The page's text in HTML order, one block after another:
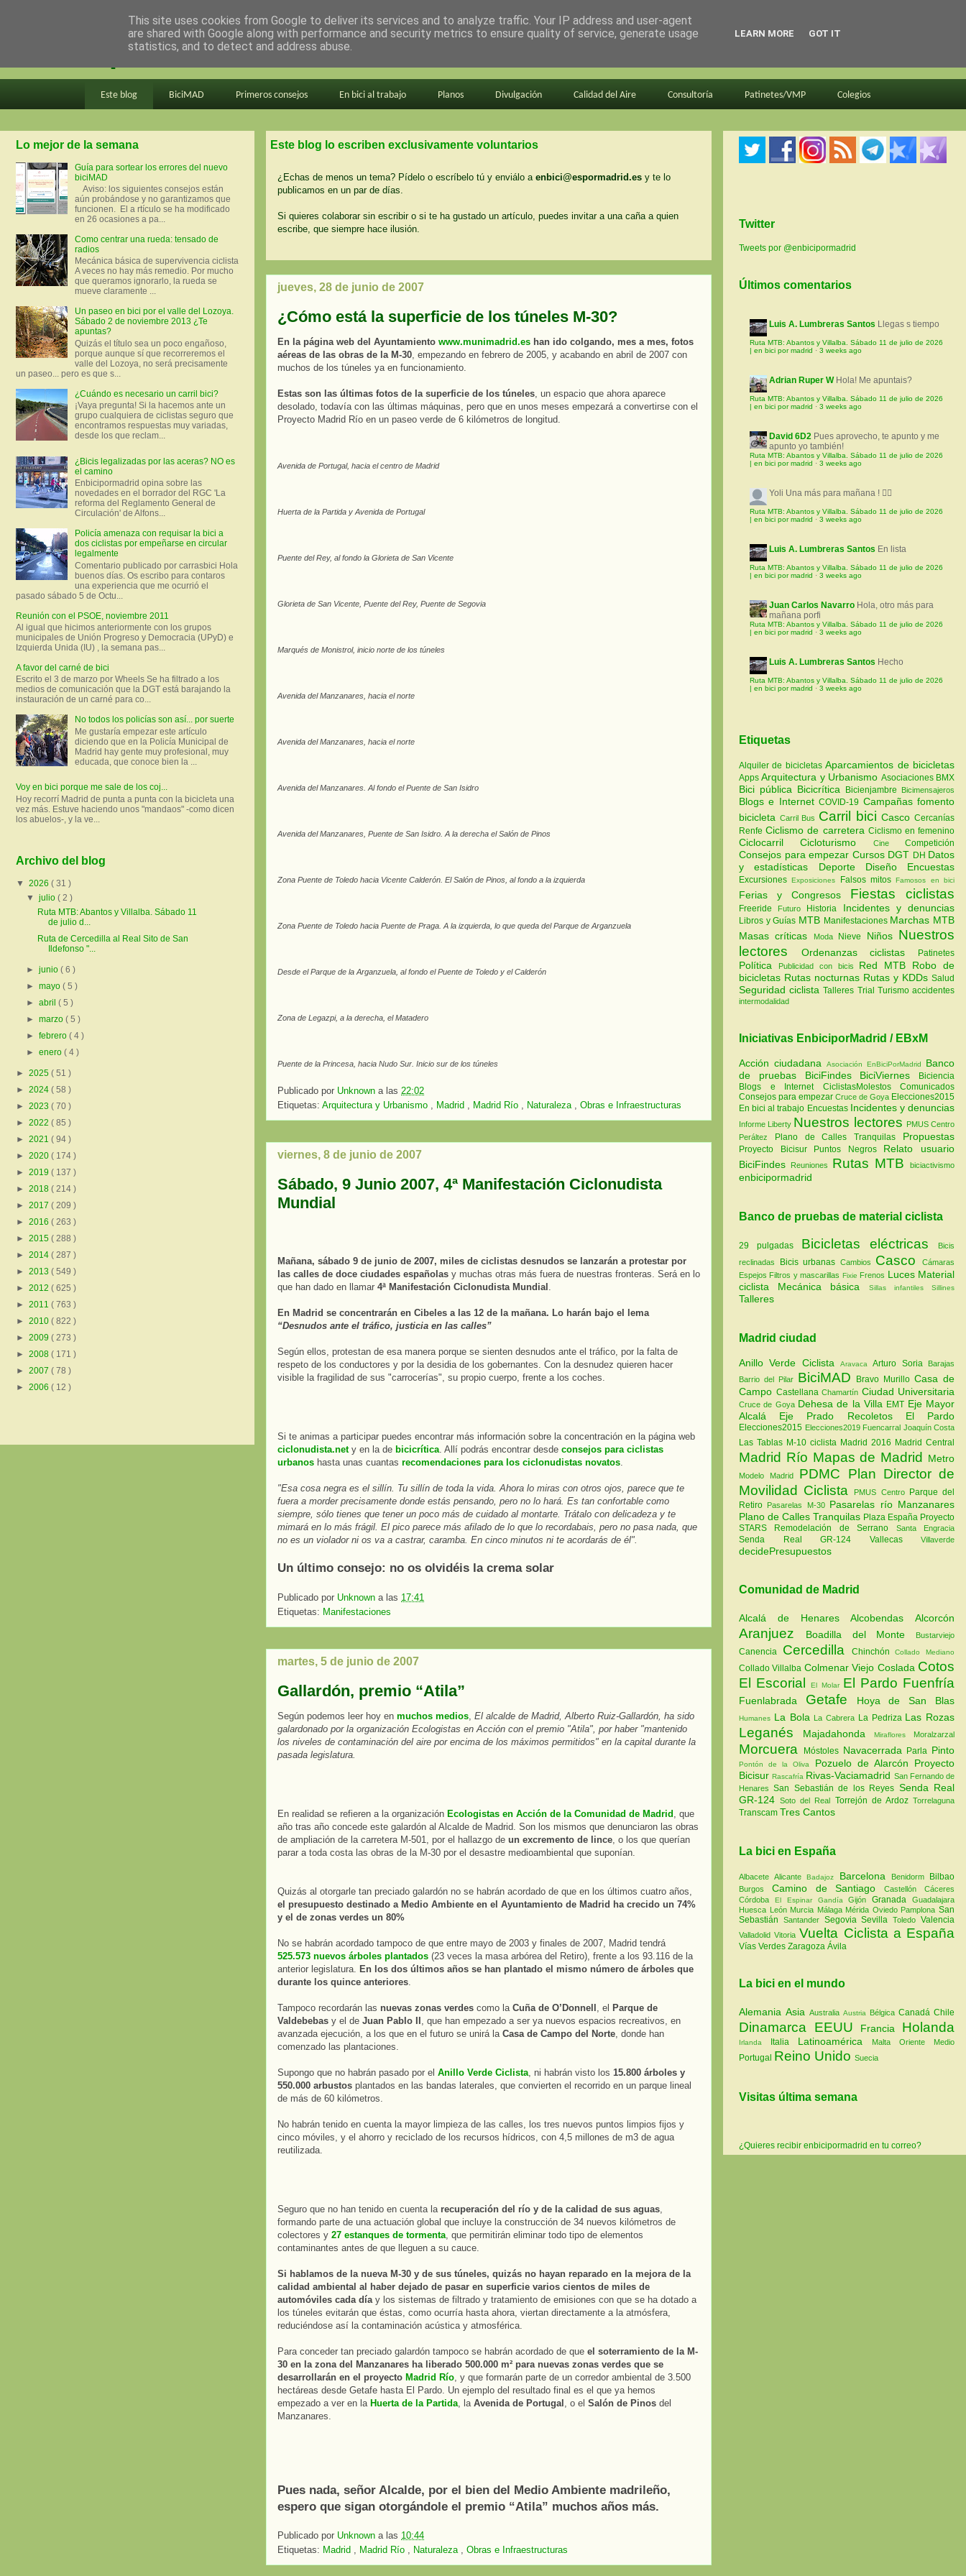
en bici por madrid
Este blog BiciMAD Primeros consejos En bici al trabajo Planos Divulgación Calidad del Aire Consultoría Patinetes/VMP Colegios
Este blog lo escriben exclusivamente voluntarios
¿Echas de menos un tema? Pídelo o escríbelo tú y enviálo a enbici@espormadrid.es y te lo
publicamos en un par de días.
Si quieres colaborar sin escribir o si te ha gustado un artículo, puedes invitar a una caña a quien
escribe, que siempre hace ilusión.
jueves, 28 de junio de 2007
¿Cómo está la superficie de los túneles M-30?
En la página web del Ayuntamiento www.munimadrid.es han ido colgando, mes a mes, fotos
aéreas de las obras de la M-30 , empezando en febrero de 2005, y acabando en abril de 2007 con
muchos de los túneles ya en funcionamiento.
Estas son las últimas fotos de la superficie de los túneles , un espacio que ahora aparece
desolado, todavía con las últimas máquinas, pero que en unos meses empezará a convertirse con el
Proyecto Madrid Río en un paseo verde de 6 kilómetros de longitud.
Avenida de Portugal, hacia el centro de Madrid
Huerta de la Partida y Avenida de Portugal
Puente del Rey, al fondo la Glorieta de San Vicente
Glorieta de San Vicente, Puente del Rey, Puente de Segovia
Marqués de Monistrol, inicio norte de los túneles
Avenida del Manzanares, hacia el norte
Avenida del Manzanares, hacia el norte
Avenida del Manzanares. Al fondo el Puente de San Isidro
Avenida del Manzanares, Puente de San Isidro. A la derecha el Salón de Pinos
Zona Puente de Toledo hacia Vicente Calderón. El Salón de Pinos, al fondo a la izquierda
Zona Puente de Toledo hacia Puente de Praga. A la izquierda, lo que queda del Parque de Arganzuela
Desde el Parque de la Arganzuela, al fondo el Puente de Toledo y el Calderón
Zona de Legazpi, a la derecha, el Matadero
Puente de la Princesa, hacia Nudo Sur. Inicio sur de los túneles
Publicado por Unknown a las 22:02
Etiquetas: Arquitectura y Urbanismo , Madrid , Madrid Río , Naturaleza , Obras e Infraestructuras
viernes, 8 de junio de 2007
Sábado, 9 Junio 2007, 4ª Manifestación Ciclonudista
Mundial
Mañana, sábado 9 de junio de 2007, miles de ciclistas desnudos se lanzarán a protestar por
las calles de doce ciudades españolas y muchas otras más fuera de nuestras fronteras. Será en lo
que han dado en llamar 4ª Manifestación Ciclonudista Mundial .
En Madrid se concentrarán en Cibeles a las 12 de la mañana. Lo harán bajo el lema
“Desnudos ante el tráfico, justicia en las calles”
Según ellos, protestan de esa manera porque se sienten desnudos ante el tráfico, por la falta de
respeto de los conductores y por la desidia de los gobernantes. Con la desnudez quieren hacer
visible la fragilidad de sus "carrocerías", su propio cuerpo, frente a los coches.
Si te animas a participar puedes encontrar más información sobre la concentración en la página web
ciclonudista.nety en la de bicicrítica. Allí podrás encontrar desde consejos para ciclistas
urbanos hasta unas cuantas recomendaciones para los ciclonudistas novatos.
"Esa cosa negra es el sillín. Tu sillín de toda la vida. Ahora lo miras con otros ojos, parece que te
fuera a morder precisamente donde estás pensando, pero no lo hará. Es tan confortable como
siempre, sólo tienes que tener un poco más de cuidado al montarte. Trátalo con delicadeza y te
mimará en lo más frágil. El pico parece más afilado de lo que lo recordabais, pero no pasa nada, que
no es un violador ni os va a castrar, caramba. En cinco minutos ni te acordarás de él".
Un último consejo: no os olvidéis la crema solar
Publicado por Unknown a las 17:41
Etiquetas: Manifestaciones
martes, 5 de junio de 2007
Gallardón, premio “Atila”
Según podemos leer hoy en muchos medios El alcalde de Madrid, Alberto Ruiz-Gallardón, ha sido
galardonado por la organización Ecologistas en Acción con el premio "Atila", por haber "mantenido
los niveles de contaminación del aire por encima de los máximos permitidos" en la capital durante la
pasada legislatura.
En realidad se refieren a la organización Ecologistas en Acción de la Comunidad de Madrid , que
año tras año concede este galardón al Alcalde de Madrid. Son los mismos que denunciaron las obras
de ampliación de la carretera M-501, por el hallazgo de un excremento de lince , o los que querían
parar a toda costa las obras de la M-30 por el desastre medioambiental que suponían.
Quizás al otorgarle tan preciado galardón no se habrán acordado de que en los últimos cuatro años,
el presupuesto destinado a Medio Ambiente en el Ayuntamiento de Madrid ha crecido un 74%
y el de zonas verdes un 80%
No se habrán acordado tampoco de que entre mayo de 2003 y finales de 2007, Madrid tendrá
525.573 nuevos árboles plantados (23 veces la masa arbórea del Retiro), frente a los 93.116 de la
anterior legislatura. En los dos últimos años se han plantado el mismo número de árboles que
durante los quince anteriores
Tampoco recordarán las nuevas zonas verdes como la Cuña de O’Donnell , el Parque de
Valdebebas y el de Juan Pablo II , que han empezado a ser ya nuevos espacios recreativos, en
avanzada ejecución, a los que en el futuro se unirá la Casa de Campo del Norte , donde han
comenzado las plantaciones.
Supongo que no habrán pasado por el Anillo Verde Ciclista , ni habrán visto los 15.800 árboles y
550.000 arbustos plantados en las bandas laterales, que convierten el recorrido en un parque lineal
de más de 60 kilómetros.
No habrán tenido en cuenta la mayor limpieza de las calles, los tres nuevos puntos limpios fijos y
cinco móviles, y el ahorro y reciclado de los recursos hídricos, con 4,5 millones de m3 de agua
reutilizada.
Seguro que no han tenido en cuenta la recuperación del río y de la calidad de sus aguas
formando parte de una actuación global que incluye la construcción de 34 nuevos kilómetros de
colectores y 27 estanques de tormenta , que permitirán eliminar todo tipo de elementos
contaminantes antes de que lleguen a su cauce.
Si hablamos de la nueva M-30 y de sus túneles, quizás no hayan reparado en la mejora de la
calidad ambiental al haber dejado de pasar en superficie varios cientos de miles de
automóviles cada día y los sistemas de filtrado y tratamiento de emisiones con que se ha dotado a
los túneles evitarán que éstas, como ocurría hasta ahora, viertan directamente a la atmósfera,
reduciéndose así la contaminación acústica y atmosférica.
Para conceder tan preciado galardón tampoco se habrán acordado de que el soterramiento de la M-
30 en la zona del Manzanares ha liberado 500.000 m² para nuevas zonas verdes que se
desarrollarán en el proyecto Madrid Río , y que formarán parte de un corredor ambiental de 3.500
hectáreas desde Getafe hasta El Pardo. Un ejemplo del resultado final es el que ya hemos
empezado a ver en la Huerta de la Partida , la Avenida de Portugal , o el Salón de Pinos del
Manzanares.
Pues nada, señor Alcalde, por el bien del Medio Ambiente madrileño,
espero que sigan otorgándole el premio “Atila” muchos años más.
Publicado por Unknown a las 10:44
Etiquetas: Madrid , Madrid Río , Naturaleza , Obras e Infraestructuras
Lo mejor de la semana
Guía para sortear los errores del nuevo
biciMAD
Aviso: los siguientes consejos están
aún probándose y no garantizamos que
funcionen. El a rtículo se ha modificado
en 26 ocasiones a pa...
Como centrar una rueda: tensado de
radios
Mecánica básica de supervivencia ciclista
A veces no hay más remedio. Por mucho
que queramos ignorarlo, la rueda se
mueve claramente ...
Un paseo en bici por el valle del Lozoya.
Sábado 2 de noviembre 2013 ¿Te
apuntas?
Quizás el título sea un poco engañoso,
porque aunque sí que recorreremos el
valle del Lozoya, no será precisamente
un paseo... pero es que s...
¿Cuándo es necesario un carril bici?
¡Vaya pregunta! Si la hacemos ante un
grupo cualquiera de ciclistas seguro que
encontramos respuestas muy variadas,
desde los que reclam...
¿Bicis legalizadas por las aceras? NO es
el camino
Enbicipormadrid opina sobre las
novedades en el borrador del RGC 'La
reforma del Reglamento General de
Circulación' de Alfons...
Policía amenaza con requisar la bici a
dos ciclistas por empeñarse en circular
legalmente
Comentario publicado por carrasbici Hola
buenos días. Os escribo para contaros
una experiencia que me ocurrió el
pasado sábado 5 de Octu...
Reunión con el PSOE, noviembre 2011
Al igual que hicimos anteriormente con los grupos
municipales de Unión Progreso y Democracia (UPyD) e
Izquierda Unida (IU) , la semana pas...
A favor del carné de bici
Escrito el 3 de marzo por Wheels Se ha filtrado a los
medios de comunicación que la DGT está barajando la
instauración de un carné para co...
No todos los policías son así... por suerte
Me gustaría empezar este artículo
diciendo que en la Policía Municipal de
Madrid hay gente muy profesional, muy
educada, que conoce bien la ...
Voy en bici porque me sale de los coj...
Hoy recorrí Madrid de punta a punta con la bicicleta una
vez más. Estuve haciendo unos "mandaos" -como dicen
los abuelos-, y la ve...
Archivo del blog
▼ 2026 ( 31 )
▼julio( 2 )
Ruta MTB: Abantos y Villalba. Sábado 11
de julio d...
Ruta de Cercedilla al Real Sito de San
Ildefonso "...
►junio( 6 )
►mayo( 5 )
►abril( 5 )
►marzo( 5 )
►febrero( 4 )
►enero( 4 )
► 2025 ( 51 )
► 2024 ( 58 )
► 2023 ( 70 )
► 2022 ( 85 )
► 2021 ( 94 )
► 2020 ( 174 )
► 2019 ( 137 )
► 2018 ( 214 )
► 2017 ( 209 )
► 2016 ( 263 )
► 2015 ( 288 )
► 2014 ( 287 )
► 2013 ( 549 )
► 2012 ( 625 )
► 2011 ( 763 )
► 2010 ( 822 )
► 2009 ( 273 )
► 2008 ( 171 )
► 2007 ( 78 )
► 2006 ( 12 )
Twitter
Tweets por @enbicipormadrid
Últimos comentarios
Luis A. Lumbreras Santos Llegas s tiempo
Ruta MTB: Abantos y Villalba. Sábado 11 de julio de 2026
| en bici por madrid · 3 weeks ago
Adrian Ruper W Hola! Me apuntais?
Ruta MTB: Abantos y Villalba. Sábado 11 de julio de 2026
| en bici por madrid · 3 weeks ago
David 6D2 Pues aprovecho, te apunto y me
apunto yo también!
Ruta MTB: Abantos y Villalba. Sábado 11 de julio de 2026
| en bici por madrid · 3 weeks ago
Yoli Una más para mañana ! 🚵‍♀️
Ruta MTB: Abantos y Villalba. Sábado 11 de julio de 2026
| en bici por madrid · 3 weeks ago
Luis A. Lumbreras Santos En lista
Ruta MTB: Abantos y Villalba. Sábado 11 de julio de 2026
| en bici por madrid · 3 weeks ago
Juan Carlos Navarro Hola, otro más para
mañana porfi
Ruta MTB: Abantos y Villalba. Sábado 11 de julio de 2026
| en bici por madrid · 3 weeks ago
Luis A. Lumbreras Santos Hecho
Ruta MTB: Abantos y Villalba. Sábado 11 de julio de 2026
| en bici por madrid · 3 weeks ago
Etiquetas
Alquiler de bicicletasAparcamientos de bicicletas
AppsArquitectura y Urbanismo Asociaciones BMX
Bici pública Bicicrítica Bicienjambre Bicimensajeros
Blogs e InternetCOVID-19 Campañas fomento
bicicleta Carril Bus Carril biciCascoCercanías
RenfeCiclismo de carretera Ciclismo en femenino
CiclocarrilCicloturismo CineCompetición
Consejos para empezar Cursos DGT DH Datos
y estadísticas Deporte Diseño Encuestas
ExcursionesExposiciones Falsos mitosFamosos en bici
Ferias y Congresos Fiestas ciclistas
Freeride Futuro Historia Incidentes y denuncias
Libros y Guías MTB Manifestaciones Marchas MTB
Masas críticas
Moda Nieve Niños Nuestros
lectores
Ordenanzas ciclistas Patinetes
Política Publicidad con bicis Red MTB Robo de
bicicletas Rutas nocturnas Rutas y KDDs Salud
Seguridad ciclistaTalleres Trial Turismoaccidentes
intermodalidad
Iniciativas EnbiciporMadrid / EBxM
Acción ciudadana Asociación EnBiciPorMadrid
Banco
de pruebas
BiciFindes BiciViernes
Biciencia
Blogs e Internet
CiclistasMolestos
Comunicados
Consejos para empezar Cruce de Goya Elecciones2015
En bici al trabajo Encuestas Incidentes y denuncias
Informe Liberty Nuestros lectores
PMUS Centro
Peráltez
Plano de Calles Tranquilas Propuestas
Proyecto Bicisur Puntos Negros
Relato usuario
BiciFindes
Reuniones Rutas MTB biciactivismo
enbicipormadrid
Banco de pruebas de material ciclista
29 pulgadas Bicicletas eléctricas
Bicis
reclinadas
Bicis urbanas Cambios Casco
Cámaras
Espejos Filtros y mascarillas Fixie Frenos Luces Material
ciclista
Mecánica básica Sillas infantiles Sillines
Talleres
Madrid ciudad
Anillo Verde Ciclista AravacaArturo Soria
Barajas
Barrio del Pilar BiciMAD Bravo MurilloCasa de
Campo Castellana Chamartín Ciudad Universitaria
Cruce de Goya Dehesa de la Villa EMT Eje Mayor
Alcalá Eje Prado Recoletos El Pardo
Elecciones2015 Elecciones2019 Fuencarral Joaquín Costa
Las Tablas M-10 ciclista Madrid 2016 Madrid Central
Madrid Río Mapas de Madrid Metro
Modelo Madrid PDMC Plan Director de
Movilidad Ciclista
PMUS Centro Parque del
Retiro Pasarelas M-30 Pasarelas río Manzanares
Plano de Calles Tranquilas Plaza España Proyecto
STARS Remodelación de Serrano Santa Engracia
Senda Real GR-124 Vallecas Villaverde
decidePresupuestos
Comunidad de Madrid
Alcalá de HenaresAlcobendas Alcorcón
Aranjuez Boadilla del Monte Bustarviejo
Canencia Cercedilla ChinchónCollado Mediano
Collado Villalba Colmenar Viejo Coslada Cotos
El EscorialEl Molar El Pardo Fuenfría
Fuenlabrada Getafe Hoya de San Blas
Humanes La Bola La Cabrera La Pedriza Las Rozas
Leganés Majadahonda Miraflores Moralzarzal
Morcuera Móstoles Navacerrada Parla Pinto
Pontón de la Oliva Pozuelo de Alarcón Proyecto
BicisurRascafría Rivas-Vaciamadrid San Fernando de
HenaresSan Sebastián de los Reyes Senda Real
GR-124Soto del Real Torrejón de ArdozTorrelaguna
Transcam Tres Cantos
La bici en España
AlbaceteAlicanteBadajoz Barcelona Benidorm Bilbao
Burgos Camino de SantiagoCastellónCáceres
Córdoba El Espinar GandíaGijónGranadaGuadalajara
Huesca León Murcia Málaga Mérida Oviedo PamplonaSan
Sebastián Santander SegoviaSevillaToledoValencia
ValladolidVitoria Vuelta Ciclista a España
Vías Verdes Zaragoza Ávila
La bici en el mundo
Alemania Asia Australia Austria Bélgica Canadá Chile
Dinamarca EEUU Francia Holanda
Irlanda Italia Latinoamérica Malta Oriente Medio
Portugal Reino Unido Suecia
Visitas última semana
¿Quieres recibir enbicipormadrid en tu correo?
This site uses cookies from Google to deliver its services and to analyze traffic. Your IP address and user-agent
are shared with Google along with performance and security metrics to ensure quality of service, generate usage
statistics, and to detect and address abuse.
LEARN MORE GOT IT